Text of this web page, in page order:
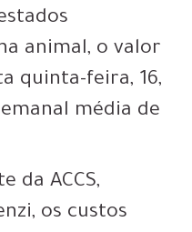
animal, o valor
quinta-feira, 16,
média de
da ACCS,
os custos